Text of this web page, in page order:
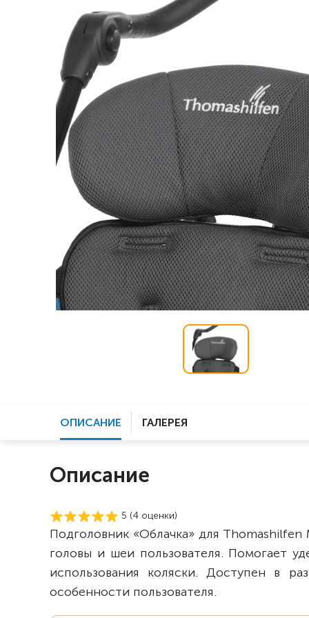
Респираторное оборудование
Подъёмники для инвалидов
ОПИСАНИЕ ГАЛЕРЕЯ
Описание
5 (4 оценки)
Подголовник «Облачка» для
головы и шеи пользователя. Помогает
использования коляски. Доступен в
особенности пользователя.